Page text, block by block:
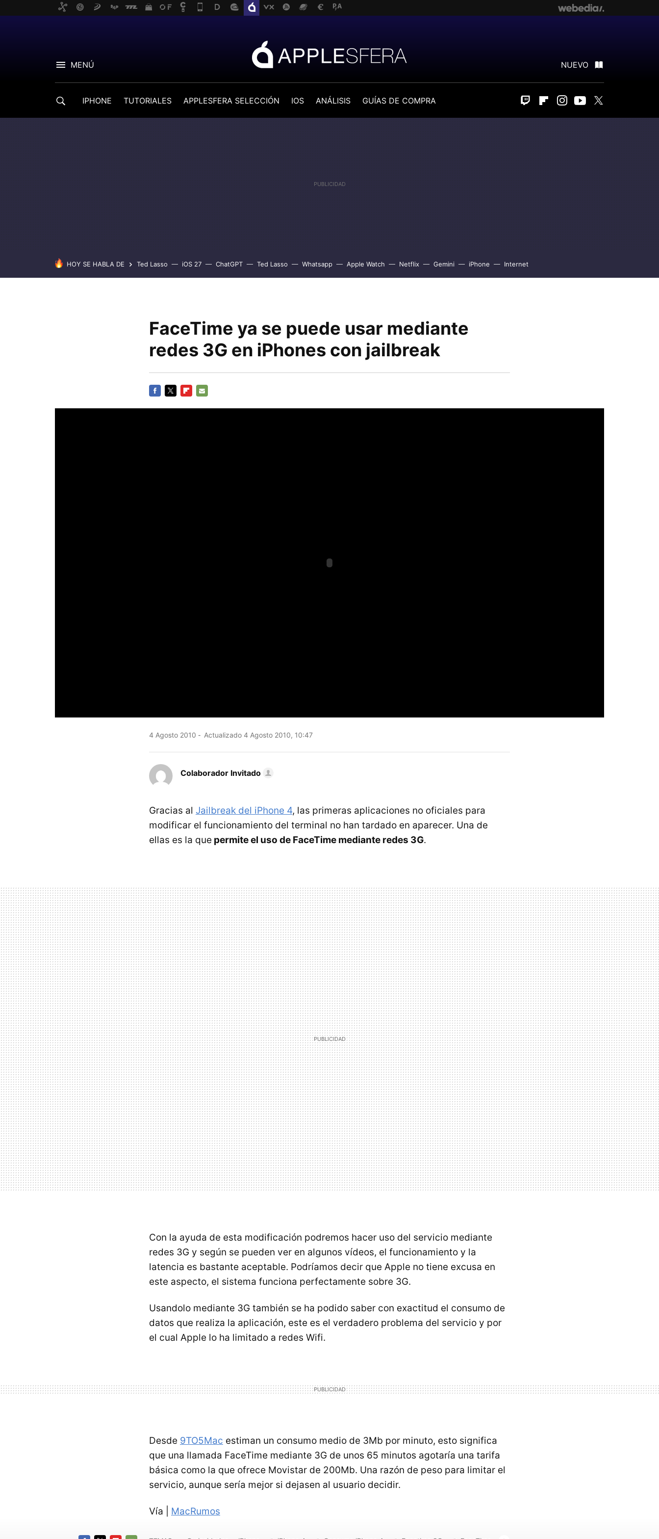
MENÚ NUEVO
IPHONE TUTORIALES APPLESFERA SELECCIÓN IOS ANÁLISIS GUÍAS DE COMPRA Twitch FlipboardInstagram
Youtube
HOY SE HABLA DE Ted Lasso iOS 27 ChatGPT Ted Lasso Whatsapp Apple Watch Netflix Gemini iPhone Internet
FaceTime ya se puede usar mediante
redes 3G en iPhones con jailbreak
4 Agosto 2010 Actualizado 4 Agosto 2010, 10:47
Colaborador Invitado
Gracias al Jailbreak del iPhone 4, las primeras aplicaciones no oficiales para
modificar el funcionamiento del terminal no han tardado en aparecer. Una de
ellas es la que permite el uso de FaceTime mediante redes 3G.
Con la ayuda de esta modificación podremos hacer uso del servicio mediante
redes 3G y según se pueden ver en algunos vídeos, el funcionamiento y la
latencia es bastante aceptable. Podríamos decir que Apple no tiene excusa en
este aspecto, el sistema funciona perfectamente sobre 3G.
Usandolo mediante 3G también se ha podido saber con exactitud el consumo de
datos que realiza la aplicación, este es el verdadero problema del servicio y por
el cual Apple lo ha limitado a redes Wifi.
Desde 9TO5Mac estiman un consumo medio de 3Mb por minuto, esto significa
que una llamada FaceTime mediante 3G de unos 65 minutos agotaría una tarifa
básica como la que ofrece Movistar de 200Mb. Una razón de peso para limitar el
servicio, aunque sería mejor si dejasen al usuario decidir.
Vía | MacRumos